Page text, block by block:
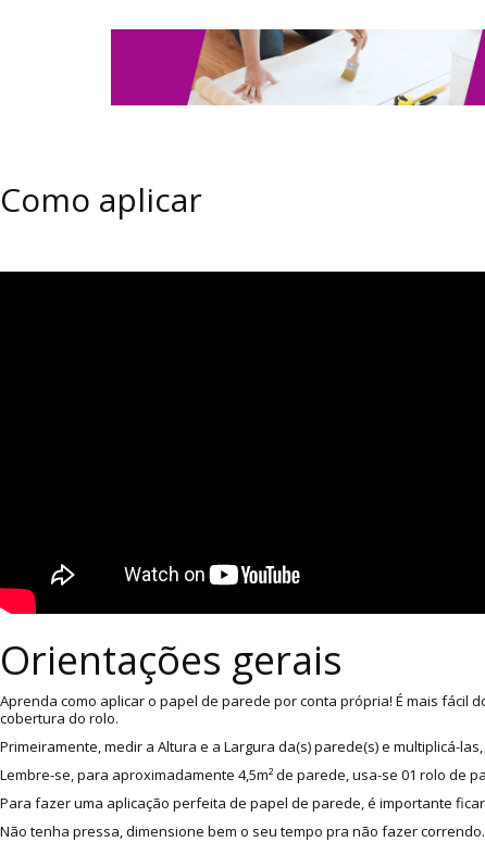
Como aplicar
Orientações gerais
Aprenda como aplicar o papel de parede por conta própria! É mais fácil
cobertura do rolo.
Primeiramente, medir a Altura e a Largura da(s) parede(s) e multiplicá-
Lembre-se, para aproximadamente 4,5m² de parede, usa-se 01 rolo
Para fazer uma aplicação perfeita de papel de parede, é importante
Não tenha pressa, dimensione bem o seu tempo pra não fazer